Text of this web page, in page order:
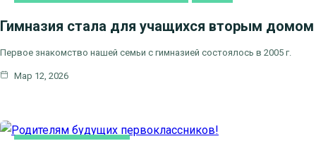
Гимназия стала для учащихся вторым домом
Первое знакомство нашей семьи с гимназией состоялось в 2005 г.
Мар 12, 2026